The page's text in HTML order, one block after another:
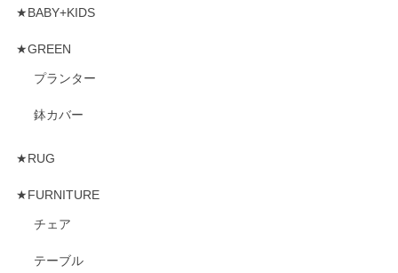
★BABY+KIDS
★GREEN
プランター
鉢カバー
★RUG
★FURNITURE
チェア
テーブル